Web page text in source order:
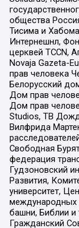
общества
Тисима и
Интернешнл,
церквей TCCN,
Novaja Gazeta-
прав человека
Белорусский
Дом прав
Дом прав
Studios, ТВ
Вилфрида
Свободная
федерация
Гудзоновский
Развития,
университет,
международных
башни, Библии и
Гражданский